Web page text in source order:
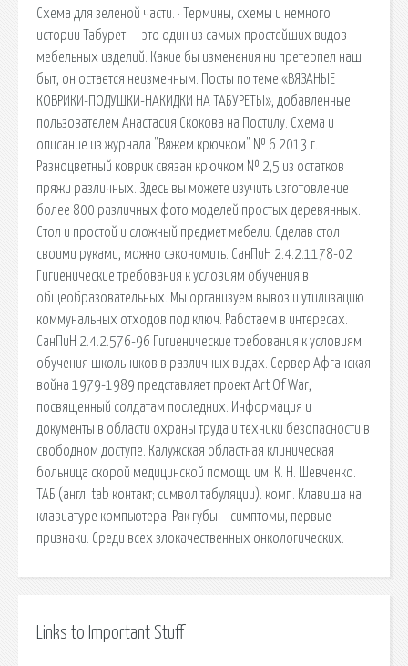
Схема для зеленой части. · Термины, схемы и немного
истории Табурет — это один из самых простейших видов
мебельных изделий. Какие бы изменения ни претерпел наш
быт, он остается неизменным. Посты по теме «ВЯЗАНЫЕ
КОВРИКИ-ПОДУШКИ-НАКИДКИ НА ТАБУРЕТЫ», добавленные
пользователем Анастасия Скокова на Постилу. Схема и
описание из журнала "Вяжем крючком" № 6 2013 г.
Разноцветный коврик связан крючком № 2,5 из остатков
пряжи различных. Здесь вы можете изучить изготовление
более 800 различных фото моделей простых деревянных.
Стол и простой и сложный предмет мебели. Сделав стол
своими руками, можно сэкономить. СанПиН 2.4.2.1178-02
Гигиенические требования к условиям обучения в
общеобразовательных. Мы организуем вывоз и утилизацию
коммунальных отходов под ключ. Работаем в интересах.
СанПиН 2.4.2.576-96 Гигиенические требования к условиям
обучения школьников в различных видах. Сервер Афганская
война 1979-1989 представляет проект Art Of War,
посвященный солдатам последних. Информация и
документы в области охраны труда и техники безопасности в
свободном доступе. Калужская областная клиническая
больница скорой медицинской помощи им. К. Н. Шевченко.
ТАБ (англ. tab контакт; символ табуляции). комп. Клавиша на
клавиатуре компьютера. Рак губы – симптомы, первые
признаки. Среди всех злокачественных онкологических.
Links to Important Stuff